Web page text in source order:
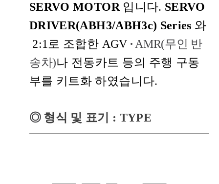
SERVO MOTOR 입니다. SERVO
DRIVER(ABH3/ABH3c) Series 와
2:1로 조합한 AGV · AMR(무인 반
송차)나 전동카트 등의 주행 구동
부를 키트화 하였습니다.
◎ 형식 및 표기 : TYPE